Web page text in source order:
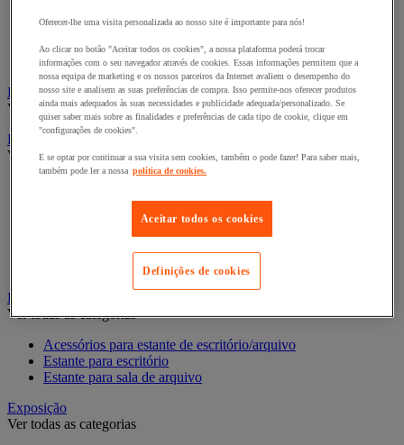
Divisórias acústicas
Divisórias antiprojeções
Mobiliário acústico
Eleições
Ver todas as categorias
Equipamento telefónico
Ver todas as categorias
Equipamento telefónico móvel
Equipamento telefónico sem fios
Telefones com fio
Videoconferência e audioconferência
Estante de escritório
Ver todas as categorias
Acessórios para estante de escritório/arquivo
Estante para escritório
Estante para sala de arquivo
Exposição
Ver todas as categorias
Oferecer-lhe uma visita personalizada ao nosso site é importante para nós!
Ao clicar no botão "Aceitar todos os cookies", a nossa plataforma poderá trocar
informações com o seu navegador através de cookies. Essas informações permitem que a
nossa equipa de marketing e os nossos parceiros da Internet avaliem o desempenho do
nosso site e analisem as suas preferências de compra. Isso permite-nos oferecer produtos
ainda mais adequados às suas necessidades e publicidade adequada/personalizado. Se
quiser saber mais sobre as finalidades e preferências de cada tipo de cookie, clique em
"configurações de cookies".
E se optar por continuar a sua visita sem cookies, também o pode fazer! Para saber mais,
também pode ler a nossa política de cookies.
Aceitar todos os cookies
Definições de cookies